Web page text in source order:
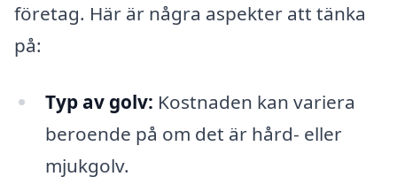
företag. Här är några aspekter att tänka
på:
Typ av golv: Kostnaden kan variera
beroende på om det är hård- eller
mjukgolv.